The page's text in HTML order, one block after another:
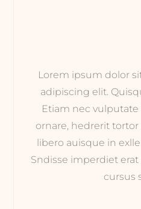
Lorem ipsum dolor
adipiscing elit.
Etiam nec
ornare, hedrerit
libero auisque in
Sndisse imperdiet
cursus